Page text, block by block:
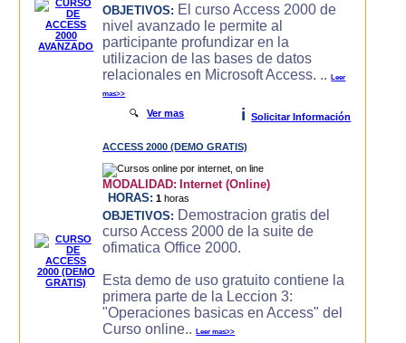
OBJETIVOS: El curso Access 2000 de
nivel avanzado le permite al
participante profundizar en la
utilizacion de las bases de datos
relacionales en Microsoft Access. ..Leer
mas>>
🔍Ver mas i Solicitar Información
ACCESS 2000 (DEMO GRATIS)
MODALIDAD: Internet (Online)
HORAS: 1 horas
OBJETIVOS: Demostracion gratis del
curso Access 2000 de la suite de
ofimatica Office 2000.
Esta demo de uso gratuito contiene la
primera parte de la Leccion 3:
"Operaciones basicas en Access" del
Curso online..Leer mas>>